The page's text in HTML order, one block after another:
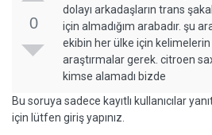
0
dolayı arkadaşların trans
için almadığım arabadır. şu
ekibin her ülke için kelimelerin
araştırmalar gerek. citroen
kimse alamadı bizde
Bu soruya sadece kayıtlı kullanıcılar
için lütfen giriş yapınız.